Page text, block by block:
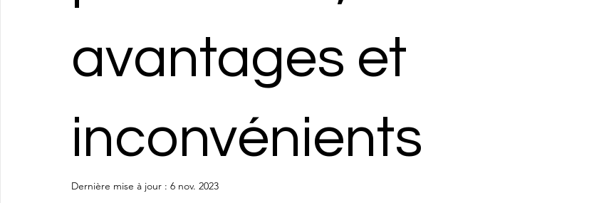
avantages et
inconvénients
Dernière mise à jour : 6 nov. 2023